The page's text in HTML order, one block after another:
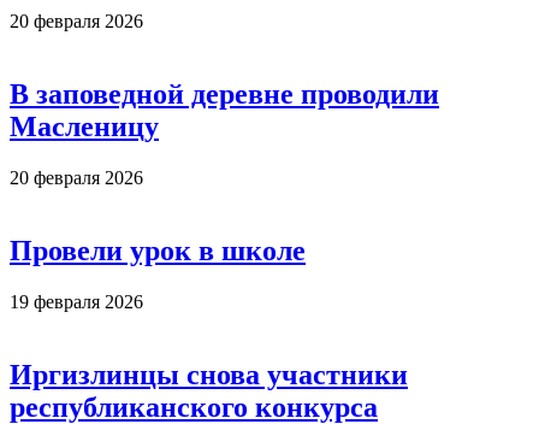
20 февраля 2026
В заповедной деревне проводили
Масленицу
20 февраля 2026
Провели урок в школе
19 февраля 2026
Иргизлинцы снова участники
республиканского конкурса